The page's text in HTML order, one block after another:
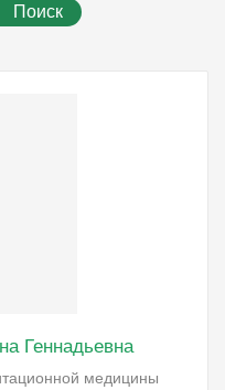
Поиск
Геннадьевна
медицины